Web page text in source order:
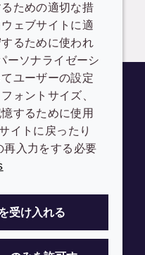
LinkedInTiktok
プライバシーポリシー
クセシビリティ
ための適切な措
ェブサイトに適
るために使われ
ーソナライゼーシ
ユーザーの設定
ォントサイズ、
するために使用
イトに戻ったり
入力をする必要
受け入れる